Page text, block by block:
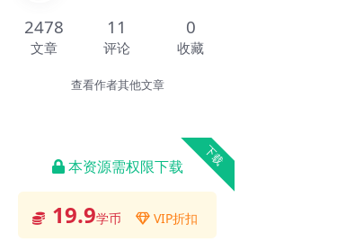
2478
文章
11
评论
0
收藏
查看作者其他文章
下载
本资源需权限下载
19.9学币 VIP折扣